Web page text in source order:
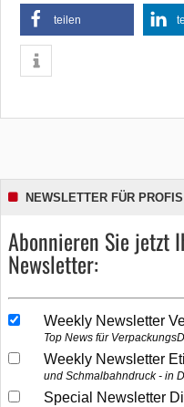
teilen
NEWSLETTER FÜR PROFIS
Abonnieren Sie jetzt
Newsletter:
Weekly Newsletter
Top News für
Weekly Newsletter
und Schmalbahndruck - in
Special Newsletter